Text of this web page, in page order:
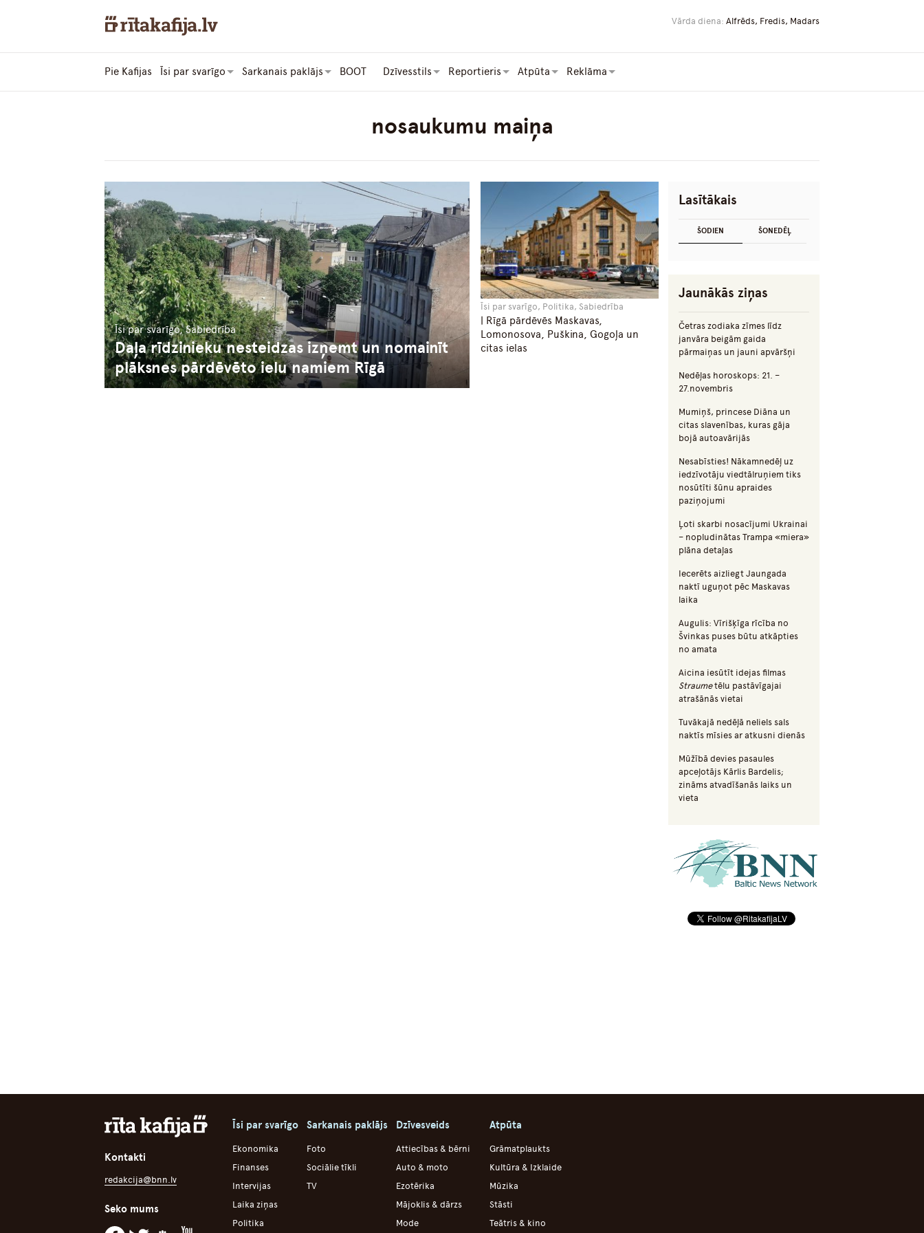
Vārda diena: Alfrēds, Fredis, Madars
Pie Kafijas Īsi par svarīgo Sarkanais paklājs BOOT Dzīvesstils Reportieris Atpūta Reklāma
nosaukumu maiņa
Īsi par svarīgo, Sabiedrība
Daļa rīdzinieku nesteidzas izņemt un nomainīt
plāksnes pārdēvēto ielu namiem Rīgā
Īsi par svarīgo, Politika, Sabiedrība
| Rīgā pārdēvēs Maskavas,
Lomonosova, Puškina, Gogoļa un
citas ielas
Lasītākais
ŠODIEN ŠONEDĒĻ
Jaunākās ziņas
Četras zodiaka zīmes līdz
janvāra beigām gaida
pārmaiņas un jauni apvāršņi
Nedēļas horoskops: 21. –
27.novembris
Mumiņš, princese Diāna un
citas slavenības, kuras gāja
bojā autoavārijās
Nesabīsties! Nākamnedēļ uz
iedzīvotāju viedtālruņiem tiks
nosūtīti šūnu apraides
paziņojumi
Ļoti skarbi nosacījumi Ukrainai
– nopludinātas Trampa «miera»
plāna detaļas
Iecerēts aizliegt Jaungada
naktī uguņot pēc Maskavas
laika
Augulis: Vīrišķīga rīcība no
Švinkas puses būtu atkāpties
no amata
Aicina iesūtīt idejas filmas
Straumetēlu pastāvīgajai
atrašānās vietai
Tuvākajā nedēļā neliels sals
naktīs mīsies ar atkusni dienās
Mūžībā devies pasaules
apceļotājs Kārlis Bardelis;
zināms atvadīšanās laiks un
vieta
Kontakti
redakcija@bnn.lv
Seko mums
Īsi par svarīgo
Ekonomika
Finanses
Intervijas
Laika ziņas
Politika
Sarkanais paklājs
Foto
Sociālie tīkli
TV
Dzīvesveids
Attiecības & bērni
Auto & moto
Ezotērika
Mājoklis & dārzs
Mode
Atpūta
Grāmatplaukts
Kultūra & Izklaide
Mūzika
Stāsti
Teātris & kino